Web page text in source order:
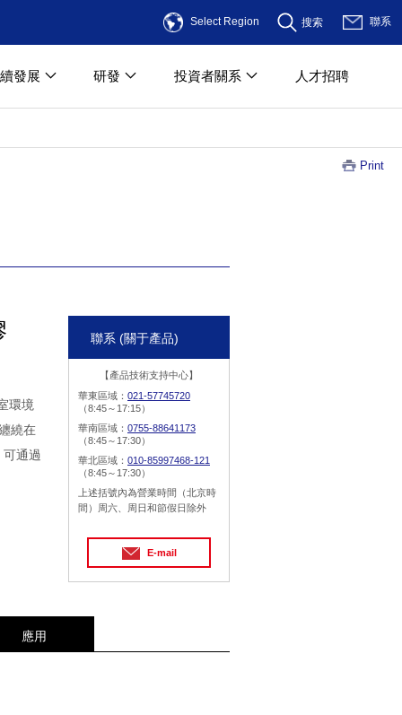
Select Region 搜索 聯系
發展 研發 投資者關系 人才招聘
Print
環境
繞在
通過
聯系 (關于產品)
【產品技術支持中心】
華東區域： 021-57745720
（8:45～17:15）
華南區域： 0755-88641173
（8:45～17:30）
華北區域： 010-85997468-121
（8:45～17:30）
上述括號內為營業時間（北京時
間）周六、周日和節假日除外
E-mail
應用